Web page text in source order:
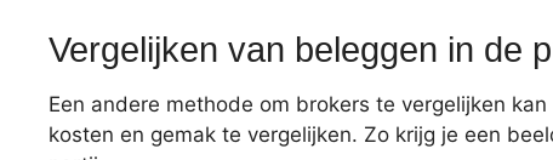
Vergelijken van beleggen in de
Een andere methode om brokers te vergelijken
kosten en gemak te vergelijken. Zo krijg je een